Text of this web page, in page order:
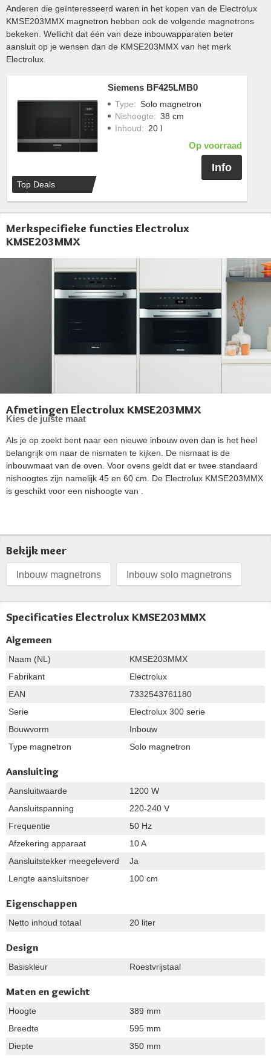
Anderen die geïnteresseerd waren in het kopen van de Electrolux
KMSE203MMX magnetron hebben ook de volgende magnetrons
bekeken. Wellicht dat één van deze inbouwapparaten beter
aansluit op je wensen dan de KMSE203MMX van het merk
Electrolux.
Top Deals
Siemens BF425LMB0
Type: Solo magnetron
Nishoogte: 38 cm
Inhoud: 20 l
Op voorraad
Info
Merkspecifieke functies Electrolux
KMSE203MMX
Afmetingen Electrolux KMSE203MMX
Kies de juiste maat
Als je op zoekt bent naar een nieuwe inbouw oven dan is het heel
belangrijk om naar de nismaten te kijken. De nismaat is de
inbouwmaat van de oven. Voor ovens geldt dat er twee standaard
nishoogtes zijn namelijk 45 en 60 cm. De Electrolux KMSE203MMX
is geschikt voor een nishoogte van .
Bekijk meer
Inbouw magnetrons Inbouw solo magnetrons
Specificaties Electrolux KMSE203MMX
Algemeen
Naam (NL)
KMSE203MMX
Fabrikant
Electrolux
EAN
7332543761180
Serie
Electrolux 300 serie
Bouwvorm
Inbouw
Type magnetron
Solo magnetron
Aansluiting
Aansluitwaarde
1200 W
Aansluitspanning
220-240 V
Frequentie
50 Hz
Afzekering apparaat
10 A
Aansluitstekker meegeleverd
Ja
Lengte aansluitsnoer
100 cm
Eigenschappen
Netto inhoud totaal 20 liter
Design
Basiskleur Roestvrijstaal
Maten en gewicht
Hoogte
389 mm
Breedte
595 mm
Diepte
350 mm